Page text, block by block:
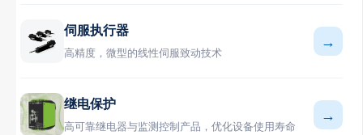
伺服执行器
高精度，微型的线性伺服致动技术
→
继电保护
高可靠继电器与监测控制产品，优化设备使用寿命
→